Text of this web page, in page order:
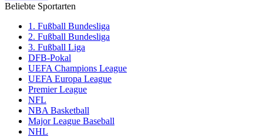
Beliebte Sportarten
1. Fußball Bundesliga
2. Fußball Bundesliga
3. Fußball Liga
DFB-Pokal
UEFA Champions League
UEFA Europa League
Premier League
NFL
NBA Basketball
Major League Baseball
NHL